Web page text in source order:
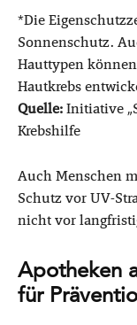
*Die
Sonnenschutz.
Hauttypen
Hautkrebs
Quelle:Initiative
Krebshilfe
Auch Menschen
Schutz vor UV-
nicht vor
Apotheken
für